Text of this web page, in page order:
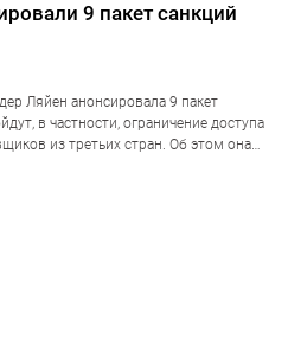
9 пакет санкций
Ляйен анонсировала 9 пакет
в частности, ограничение доступа
из третьих стран. Об этом она